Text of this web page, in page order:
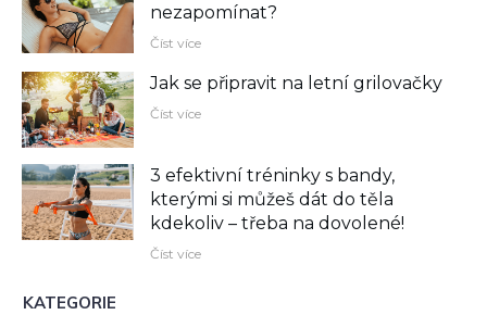
nezapomínat?
Číst více
Jak se připravit na letní grilovačky
Číst více
3 efektivní tréninky s bandy,
kterými si můžeš dát do těla
kdekoliv –⁠ třeba na dovolené!
Číst více
KATEGORIE